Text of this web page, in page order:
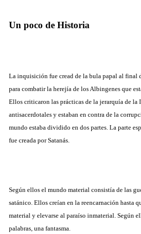
Un poco de Historia
La inquisición fue cread de la bula papal al final
para combatir la herejía de los Albingenes que
Ellos criticaron las prácticas de la jerarquía de la
antisacerdotales y estaban en contra de la
mundo estaba dividido en dos partes. La parte
fue creada por Satanás.
Según ellos el mundo material consistía de las
satánico. Ellos creían en la reencarnación hasta
material y elevarse al paraíso inmaterial. Según
palabras, una fantasma.